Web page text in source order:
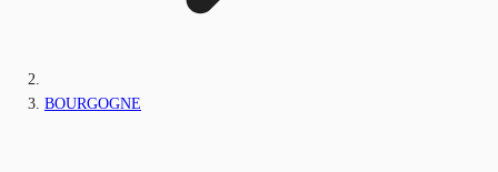
BOURGOGNE